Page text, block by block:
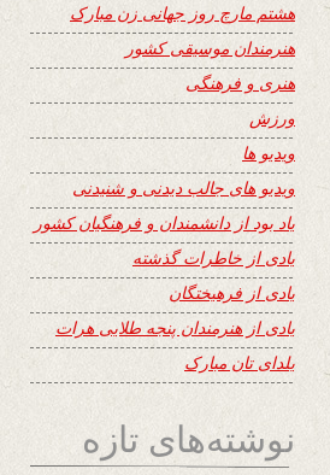
هشتم مارچ روز جهانی زن مبارک
هنرمندان موسیقی کشور
هنری و فرهنگی
ورزش
ویدیو ها
ویدیو های جالب دیدنی و شنیدنی
یاد بود از دانشمندان و فرهنگیان کشور
یادی از خاطرات گذشته
یادی از فرهیختگان
یادی از هنرمندان پنجه طلایی هرات
یلدای تان مبارک
نوشته‌های تازه